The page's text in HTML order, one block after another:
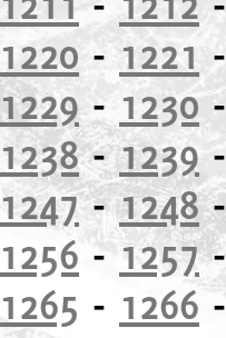
1220- 1221
1229- 1230
1238-1239
1247-1248
1256 -1257
1265 - 1266